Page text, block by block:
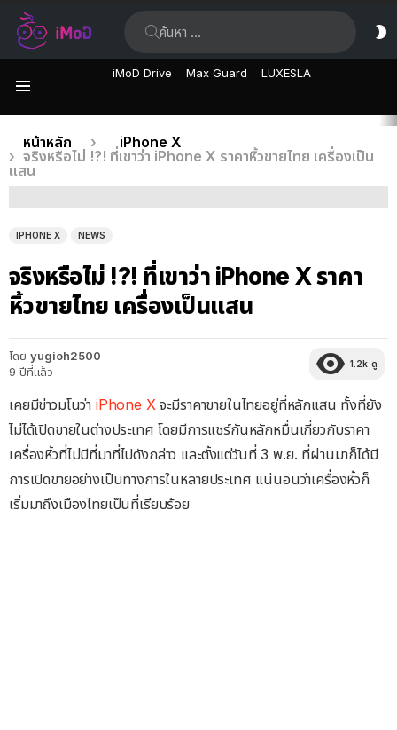
iMoD Drive Max Guard LUXESLA
เรื่อง
ล่าสุด
คุณอยู่ที่นี่:
หน้าหลัก
iPhone X
จริงหรือไม่ !?! ที่เขาว่า iPhone X ราคาหิ้วขายไทย เครื่องเป็น
แสน
IPHONE X NEWS
จริงหรือไม่ !?! ที่เขาว่า iPhone X ราคา
หิ้วขายไทย เครื่องเป็นแสน
โดย yugioh2500
9 ปีที่แล้ว
1.2k ดู
เคยมีข่าวมโนว่า iPhone Xจะมีราคาขายในไทยอยู่ที่หลักแสน ทั้งที่ยัง
ไม่ได้เปิดขายในต่างประเทศ โดยมีการแชร์กันหลักหมื่นเกี่ยวกับราคา
เครื่องหิ้วที่ไม่มีที่มาที่ไปดังกล่าว และตั้งแต่วันที่ 3 พ.ย. ที่ผ่านมาก็ได้มี
การเปิดขายอย่างเป็นทางการในหลายประเทศ แน่นอนว่าเครื่องหิ้วก็
เริ่มมาถึงเมืองไทยเป็นที่เรียบร้อย